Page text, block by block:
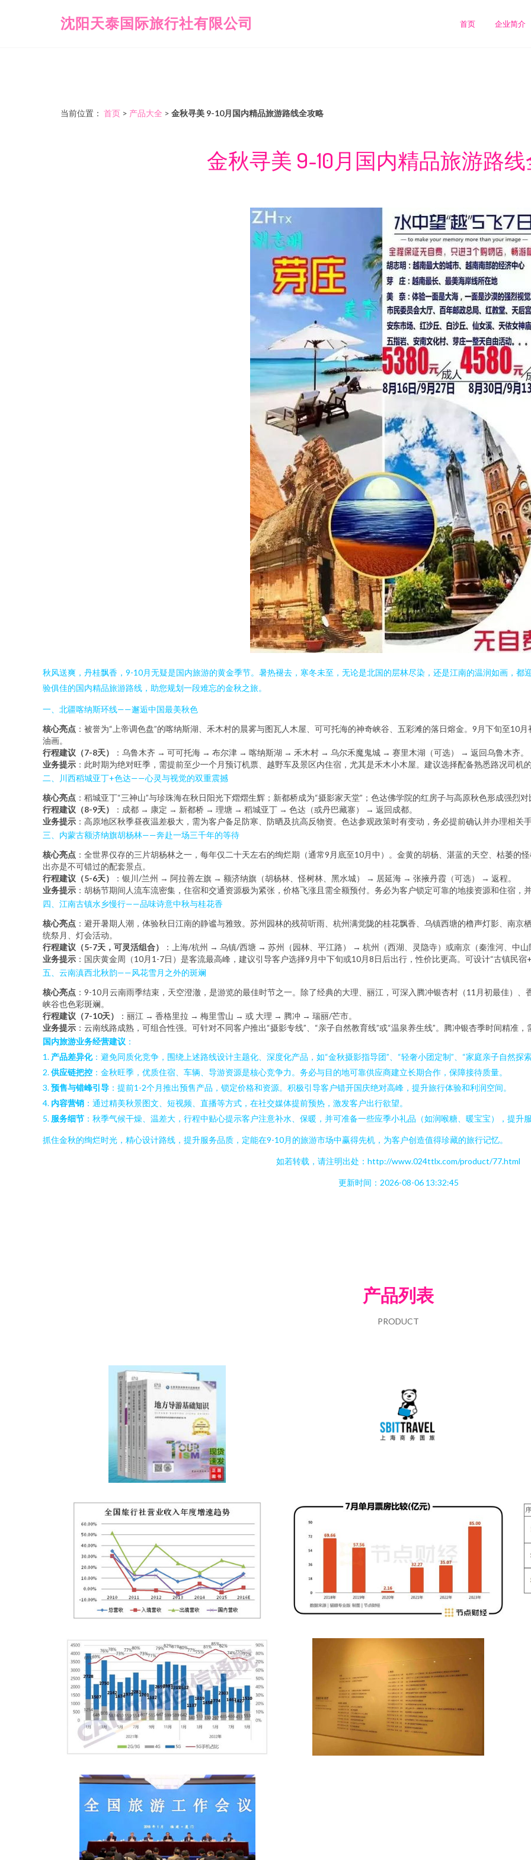
沈阳天泰国际旅行社有限公司 首页 企业简介
当前位置： 首页 > 产品大全 > 金秋寻美 9-10月国内精品旅游路线全攻略
金秋寻美 9-10月国内精品旅游路
秋风送爽，丹桂飘香，9-10月无疑是国内旅游的黄金季节。暑热褪去，寒冬未至，无论是北国的层林尽染，还是江南的温润如画，
验俱佳的国内精品旅游路线，助您规划一段难忘的金秋之旅。
一、北疆喀纳斯环线——邂逅中国最美秋色
核心亮点 ：被誉为“上帝调色盘”的喀纳斯湖、禾木村的晨雾与图瓦人木屋、可可托海的神奇峡谷、五彩滩的落日熔金。9月下旬至10
油画。
行程建议（7-8天）
：乌鲁木齐 → 可可托海 → 布尔津 → 喀纳斯湖 → 禾木村 → 乌尔禾魔鬼城 → 赛里木湖（可选） → 返回乌鲁木齐。
业务提示 ：此时期为绝对旺季，需提前至少一个月预订机票、越野车及景区内住宿，尤其是禾木小木屋。建议选择配备熟悉路况司机
二、川西稻城亚丁+色达——心灵与视觉的双重震撼
核心亮点 ：稻城亚丁“三神山”与珍珠海在秋日阳光下熠熠生辉；新都桥成为“摄影家天堂”；色达佛学院的红房子与高原秋色形成强烈对
行程建议（8-9天）
：成都 → 康定 → 新都桥 → 理塘 → 稻城亚丁 → 色达（或丹巴藏寨） → 返回成都。
业务提示 ：高原地区秋季昼夜温差极大，需为客户备足防寒、防晒及抗高反物资。色达参观政策时有变动，务必提前确认并办理相关
三、内蒙古额济纳旗胡杨林——奔赴一场三千年的等待
核心亮点 ：全世界仅存的三片胡杨林之一，每年仅二十天左右的绚烂期（通常9月底至10月中）。金黄的胡杨、湛蓝的天空、枯萎的
出亦是不可错过的配套景点。
行程建议（5-6天）
：银川/兰州 → 阿拉善左旗 → 额济纳旗（胡杨林、怪树林、黑水城） → 居延海 → 张掖丹霞（可选） → 返程。
业务提示 ：胡杨节期间人流车流密集，住宿和交通资源极为紧张，价格飞涨且需全额预付。务必为客户锁定可靠的地接资源和住宿，
四、江南古镇水乡慢行——品味诗意中秋与桂花香
核心亮点 ：避开暑期人潮，体验秋日江南的静谧与雅致。苏州园林的残荷听雨、杭州满觉陇的桂花飘香、乌镇西塘的橹声灯影、南
统祭月、灯会活动。
行程建议（5-7天，可灵活组合）
：上海/杭州 → 乌镇/西塘 → 苏州（园林、平江路） → 杭州（西湖、灵隐寺）或南京（秦淮河、中山
业务提示 ：国庆黄金周（10月1-7日）是客流最高峰，建议引导客户选择9月中下旬或10月8日后出行，性价比更高。可设计“古镇民宿
五、云南滇西北秋韵——风花雪月之外的斑斓
核心亮点 ：9-10月云南雨季结束，天空澄澈，是游览的最佳时节之一。除了经典的大理、丽江，可深入腾冲银杏村（11月初最佳）
峡谷也色彩斑斓。
行程建议（7-10天）
：丽江 → 香格里拉 → 梅里雪山 → 或 大理 → 腾冲 → 瑞丽/芒市。
业务提示 ：云南线路成熟，可组合性强。可针对不同客户推出“摄影专线”、“亲子自然教育线”或“温泉养生线”。腾冲银杏季时间精准，
国内旅游业务经营建议 ：
1. 产品差异化：避免同质化竞争，围绕上述路线设计主题化、深度化产品，如“金秋摄影指导团”、“轻奢小团定制”、“家庭亲子自然探索
2.供应链把控 ：金秋旺季，优质住宿、车辆、导游资源是核心竞争力。务必与目的地可靠供应商建立长期合作，保障接待质量。
3.预售与错峰引导 ：提前1-2个月推出预售产品，锁定价格和资源。积极引导客户错开国庆绝对高峰，提升旅行体验和利润空间。
4. 内容营销 ：通过精美秋景图文、短视频、直播等方式，在社交媒体提前预热，激发客户出行欲望。
5. 服务细节 ：秋季气候干燥、温差大，行程中贴心提示客户注意补水、保暖，并可准备一些应季小礼品（如润喉糖、暖宝宝），提升服
抓住金秋的绚烂时光，精心设计路线，提升服务品质，定能在9-10月的旅游市场中赢得先机，为客户创造值得珍藏的旅行记忆。
如若转载，请注明出处：http://www.024ttlx.com/product/77.html
更新时间：2026-08-06 13:32:45
产品列表
PRODUCT